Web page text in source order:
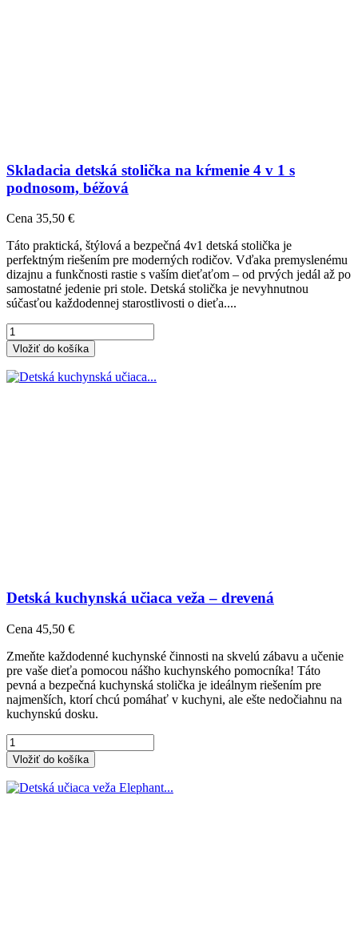
Skladacia detská stolička na kŕmenie 4 v 1 s
podnosom, béžová
Cena 35,50 €
Táto praktická, štýlová a bezpečná 4v1 detská stolička je
perfektným riešením pre moderných rodičov. Vďaka premyslenému
dizajnu a funkčnosti rastie s vaším dieťaťom – od prvých jedál až po
samostatné jedenie pri stole. Detská stolička je nevyhnutnou
súčasťou každodennej starostlivosti o dieťa....
Vložiť do košíka
Detská kuchynská učiaca veža – drevená
Cena 45,50 €
Zmeňte každodenné kuchynské činnosti na skvelú zábavu a učenie
pre vaše dieťa pomocou nášho kuchynského pomocníka! Táto
pevná a bezpečná kuchynská stolička je ideálnym riešením pre
najmenších, ktorí chcú pomáhať v kuchyni, ale ešte nedočiahnu na
kuchynskú dosku.
Vložiť do košíka